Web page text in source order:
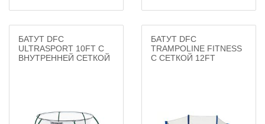
БАТУТ DFC
ULTRASPORT 10FT С
ВНУТРЕННЕЙ СЕТКОЙ
БАТУТ DFC
TRAMPOLINE FITNESS
С СЕТКОЙ 12FT